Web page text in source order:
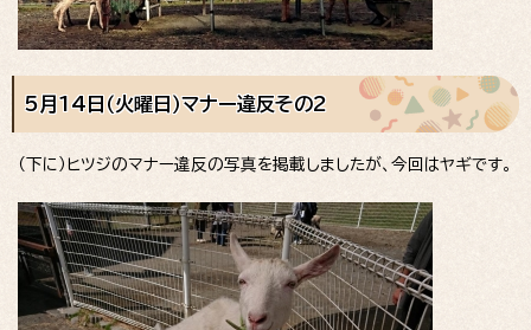
5月14日（火曜日）マナー違反その2
（下に）ヒツジのマナー違反の写真を掲載しましたが、今回はヤギです。